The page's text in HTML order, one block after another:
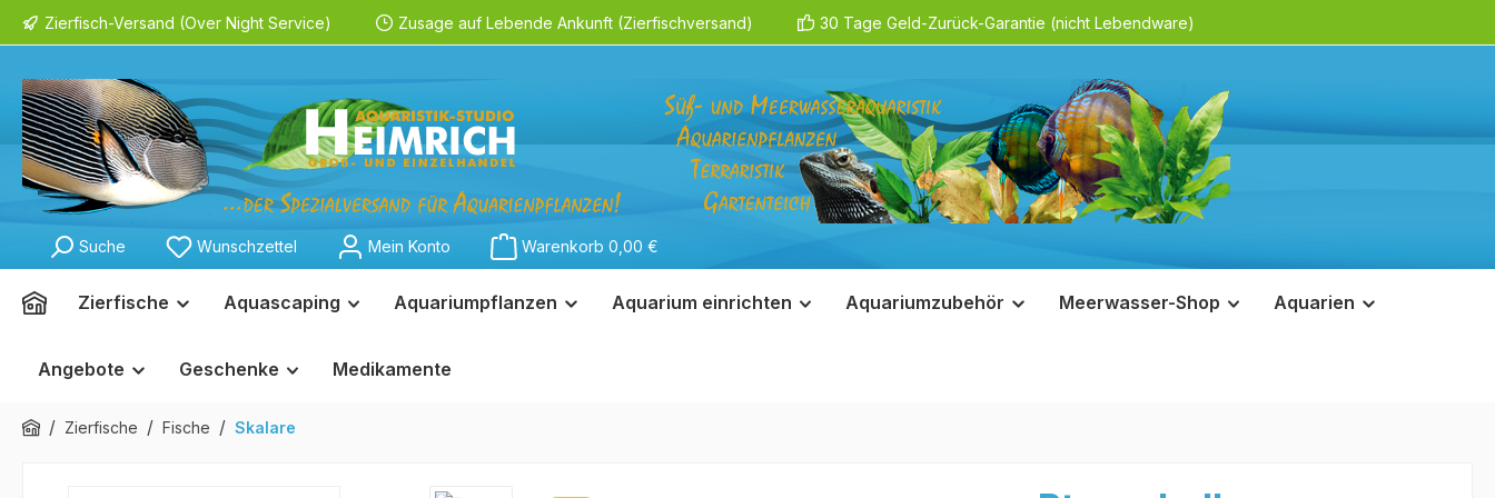
Zur Hauptnavigation springen
Zierfisch-Versand (Over Night Service) Zusage auf Lebende Ankunft (Zierfischversand) 30 Tage Geld-Zurück-Garantie (nicht Lebendware)
Suche Wunschzettel Mein Konto Warenkorb 0,00 €
Zierfische Aquascaping Aquariumpflanzen Aquarium einrichten Aquariumzubehör Meerwasser-Shop Aquarien
Angebote Geschenke Medikamente
/ Zierfische / Fische / Skalare